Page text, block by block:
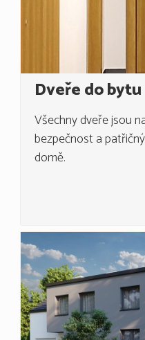
Dveře do bytu
Všechny dveře jsou
bezpečnost a
domě.